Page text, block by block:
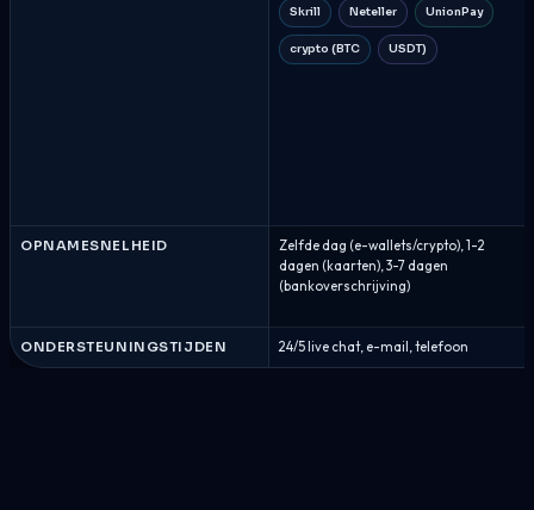
Skrill Neteller UnionPay
crypto (BTC USDT)
OPNAMESNELHEID
Zelfde dag (e-wallets/crypto), 1-2
dagen (kaarten), 3-7 dagen
(bankoverschrijving)
ONDERSTEUNINGSTIJDEN 24/5 live chat, e-mail, telefoon